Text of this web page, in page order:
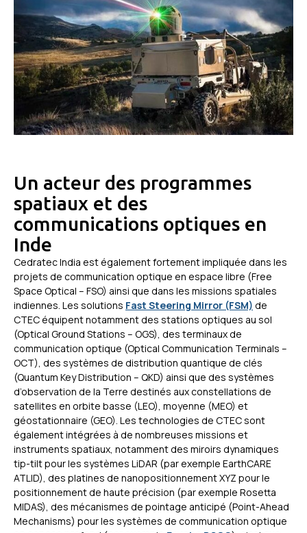
Un acteur des programmes
spatiaux et des
communications optiques en
Inde
Cedratec India est également fortement impliquée dans les
projets de communication optique en espace libre (Free
Space Optical – FSO) ainsi que dans les missions spatiales
indiennes. Les solutions Fast Steering Mirror (FSM) de
CTEC équipent notamment des stations optiques au sol
(Optical Ground Stations – OGS), des terminaux de
communication optique (Optical Communication Terminals –
OCT), des systèmes de distribution quantique de clés
(Quantum Key Distribution – QKD) ainsi que des systèmes
d’observation de la Terre destinés aux constellations de
satellites en orbite basse (LEO), moyenne (MEO) et
géostationnaire (GEO). Les technologies de CTEC sont
également intégrées à de nombreuses missions et
instruments spatiaux, notamment des miroirs dynamiques
tip-tilt pour les systèmes LiDAR (par exemple EarthCARE
ATLID), des platines de nanopositionnement XYZ pour le
positionnement de haute précision (par exemple Rosetta
MIDAS), des mécanismes de pointage anticipé (Point-Ahead
Mechanisms) pour les systèmes de communication optique